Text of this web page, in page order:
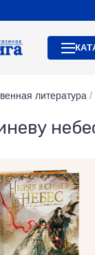
литература /